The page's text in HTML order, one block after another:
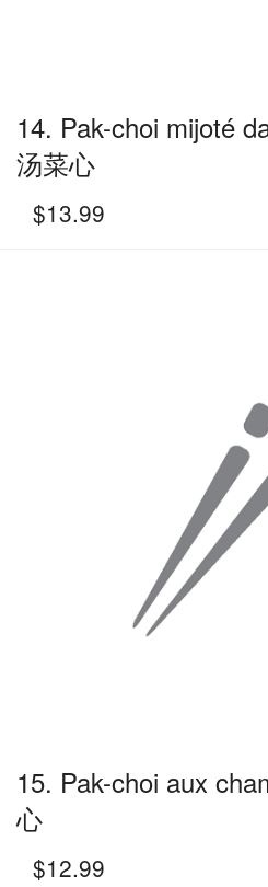
14. Pak-choi mijoté
汤菜心
$13.99
15. Pak-choi aux
心
$12.99